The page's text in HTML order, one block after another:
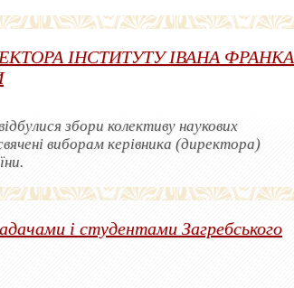
ІНСТИТУТУ ІВАНА ФРАНКА
збори колективу наукових
виборам керівника (директора)
і студентами Загребського